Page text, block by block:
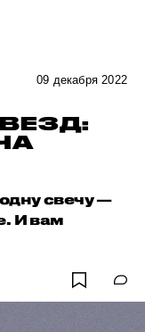
09 декабря 2022
свечу —
И вам